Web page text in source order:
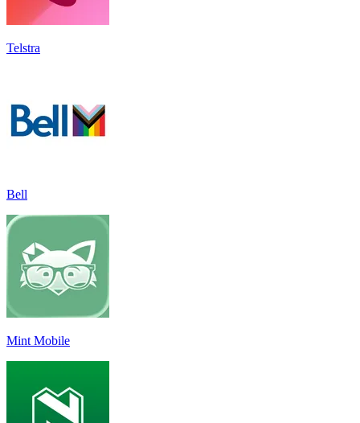
Telstra
Bell
Mint Mobile